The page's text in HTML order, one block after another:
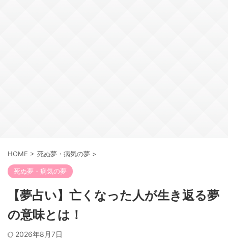
HOME > 死ぬ夢・病気の夢 >
死ぬ夢・病気の夢
【夢占い】亡くなった人が生き返る夢
の意味とは！
2026年8月7日